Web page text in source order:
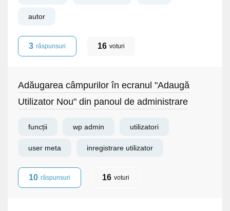
autor
3 răspunsuri 16 voturi
Adăugarea câmpurilor în ecranul "Adaugă
Utilizator Nou" din panoul de administrare
funcții wp admin utilizatori
user meta inregistrare utilizator
10 răspunsuri 16 voturi